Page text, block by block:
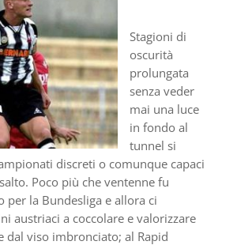
Stagioni di
oscurità
prolungata
senza veder
mai una luce
in fondo al
tunnel si
discreti o comunque capaci
Poco più che ventenne fu
per la Bundesliga e allora ci
austriaci a coccolare e valorizzare
dal viso imbronciato; al Rapid